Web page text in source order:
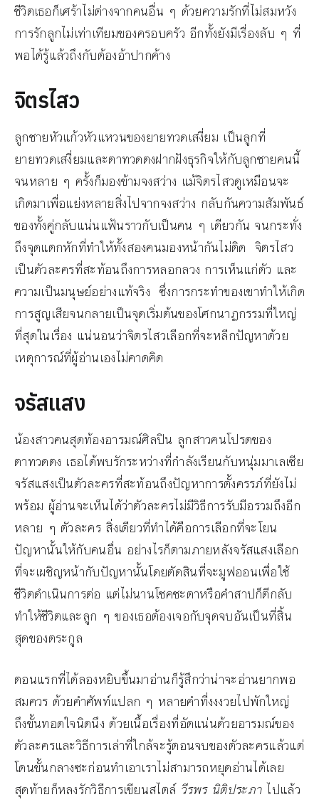
ชีวิตเธอก็เศร้าไม่ต่างจากคนอื่น ๆ ด้วยความรักที่ไม่สมหวัง
การรักลูกไม่เท่าเทียมของครอบครัว อีกทั้งยังมีเรื่องลับ ๆ ที่
พอได้รู้แล้วถึงกับต้องอ้าปากค้าง
จิตรไสว
ลูกชายหัวแก้วหัวแหวนของยายทวดเสงี่ยม เป็นลูกที่
ยายทวดเสงี่ยมและตาทวดตงฝากฝังธุรกิจให้กับลูกชายคนนี้
จนหลาย ๆ ครั้งก็มองข้ามจงสว่าง แม้จิตรไสวดูเหมือนจะ
เกิดมาเพื่อแย่งหลายสิ่งไปจากจงสว่าง กลับกันความสัมพันธ์
ของทั้งคู่กลับแน่นแฟ้นราวกับเป็นคน ๆ เดียวกัน จนกระทั่ง
ถึงจุดแตกหักที่ทำให้ทั้งสองคนมองหน้ากันไม่ติด จิตรไสว
เป็นตัวละครที่สะท้อนถึงการหลอกลวง การเห็นแก่ตัว และ
ความเป็นมนุษย์อย่างแท้จริง ซึ่งการกระทำของเขาทำให้เกิด
การสูญเสียจนกลายเป็นจุดเริ่มต้นของโศกนาฏกรรมที่ใหญ่
ที่สุดในเรื่อง แน่นอนว่าจิตรไสวเลือกที่จะหลีกปัญหาด้วย
เหตุการณ์ที่ผู้อ่านเองไม่คาดคิด
จรัสแสง
น้องสาวคนสุดท้องอารมณ์ศิลปิน ลูกสาวคนโปรดของ
ตาทวดตง เธอได้พบรักระหว่างที่กำลังเรียนกับหนุ่มมาเลเซีย
จรัสแสงเป็นตัวละครที่สะท้อนถึงปัญหาการตั้งครรภ์ที่ยังไม่
พร้อม ผู้อ่านจะเห็นได้ว่าตัวละครไม่มีวิธีการรับมือรวมถึงอีก
หลาย ๆ ตัวละคร สิ่งเดียวที่ทำได้คือการเลือกที่จะโยน
ปัญหานั้นให้กับคนอื่น อย่างไรก็ตามภายหลังจรัสแสงเลือก
ที่จะเผชิญหน้ากับปัญหานั้นโดยตัดสินที่จะมูฟออนเพื่อใช้
ชีวิตดำเนินการต่อ แต่ไม่นานโชคชะตาหรือคำสาปก็ตีกลับ
ทำให้ชีวิตและลูก ๆ ของเธอต้องเจอกับจุดจบอันเป็นที่สิ้น
สุดของตระกูล
ตอนแรกที่ได้ลองหยิบขึ้นมาอ่านก็รู้สึกว่าน่าจะอ่านยากพอ
สมควร ด้วยคำศัพท์แปลก ๆ หลายคำที่งงงวยไปพักใหญ่
ถึงขั้นทอดใจนิดนึง ด้วยเนื้อเรื่องที่อัดแน่นด้วยอารมณ์ของ
ตัวละครและวิธีการเล่าที่ใกล้จะรู้ตอนจบของตัวละครแล้วแต่
โดนขั้นกลางซะก่อนทำเอาเราไม่สามารถหยุดอ่านได้เลย
สุดท้ายก็หลงรักวิธีการเขียนสไตล์ วีรพร นิติประภา ไปแล้ว